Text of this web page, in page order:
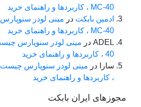
MC-40 ، کاربردها و راهنمای خرید
ادمین بابکتدر
MC-40 ، کاربردها و راهنمای خرید
ADEL در
سارا در
، کاربردها و راهنمای خرید
ایران بابکت